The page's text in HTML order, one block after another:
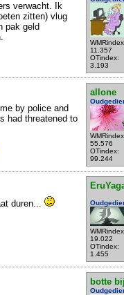
11.357
OTindex:
3.193
verwacht. Ik
zitten) vlug
pak geld
allone
55.576
OTindex:
99.244
by police and
had threatened to
19.022
OTindex:
1.455
duren...
botte